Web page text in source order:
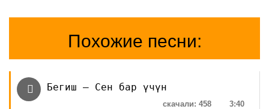
Похожие песни:
Бегиш — Сен бар үчүн
3:40
скачали: 458